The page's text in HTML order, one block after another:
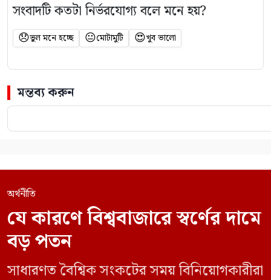
সংবাদটি কতটা নির্ভরযোগ্য বলে মনে হয়?
😞ভুল মনে হচ্ছে 😐মোটামুটি 😍খুব ভালো
মন্তব্য করুন
অর্থনীতি
যে কারণে বিশ্ববাজারে স্বর্ণের দামে
বড় পতন
সাধারণত বৈশ্বিক সংকটের সময় বিনিয়োগকারীরা